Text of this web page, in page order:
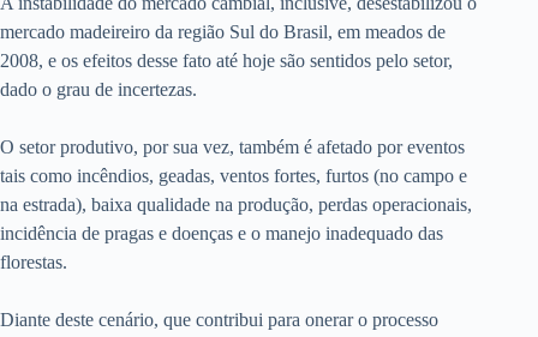
mercado madeireiro da região Sul do Brasil, em meados de
2008, e os efeitos desse fato até hoje são sentidos pelo setor,
dado o grau de incertezas.
O setor produtivo, por sua vez, também é afetado por eventos
tais como incêndios, geadas, ventos fortes, furtos (no campo e
na estrada), baixa qualidade na produção, perdas operacionais,
incidência de pragas e doenças e o manejo inadequado das
florestas.
Diante deste cenário, que contribui para onerar o processo